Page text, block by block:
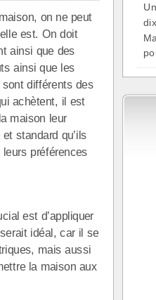
on ne peut
est. On doit
ainsi que des
ainsi que les
différents des
achètent, il est
maison leur
standard qu’ils
préférences
est d’appliquer
idéal, car il se
mais aussi
la maison aux